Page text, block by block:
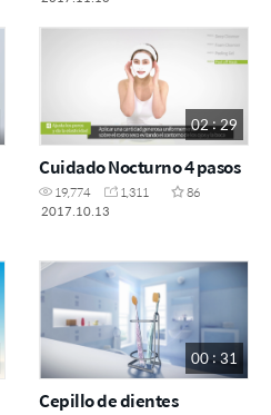
02 : 29
Cuidado Nocturno 4 pasos
19,774 1,311
86
2017.10.13
00 : 31
Cepillo de dientes